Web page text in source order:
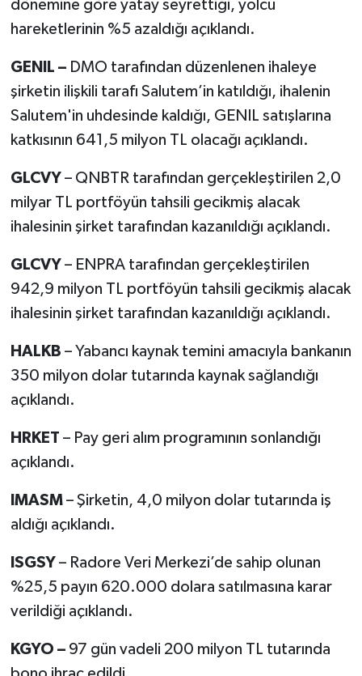
dönemine göre yatay seyrettiği, yolcu
hareketlerinin %5 azaldığı açıklandı.
GENIL – DMO tarafından düzenlenen ihaleye
şirketin ilişkili tarafı Salutem’in katıldığı, ihalenin
Salutem'in uhdesinde kaldığı, GENIL satışlarına
katkısının 641,5 milyon TL olacağı açıklandı.
GLCVY – QNBTR tarafından gerçekleştirilen 2,0
milyar TL portföyün tahsili gecikmiş alacak
ihalesinin şirket tarafından kazanıldığı açıklandı.
GLCVY – ENPRA tarafından gerçekleştirilen
942,9 milyon TL portföyün tahsili gecikmiş alacak
ihalesinin şirket tarafından kazanıldığı açıklandı.
HALKB – Yabancı kaynak temini amacıyla bankanın
350 milyon dolar tutarında kaynak sağlandığı
açıklandı.
HRKET – Pay geri alım programının sonlandığı
açıklandı.
IMASM – Şirketin, 4,0 milyon dolar tutarında iş
aldığı açıklandı.
ISGSY – Radore Veri Merkezi’de sahip olunan
%25,5 payın 620.000 dolara satılmasına karar
verildiği açıklandı.
KGYO – 97 gün vadeli 200 milyon TL tutarında